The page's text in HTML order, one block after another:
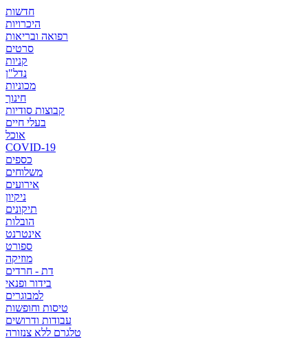
חדשות
היכרויות
רפואה ובריאות
סרטים
קניות
נדל"ן
מכוניות
חינוך
קבוצות סודיות
בעלי חיים
אוכל
COVID-19
כספים
משלוחים
אירועים
ניקיון
תיקונים
הובלות
אינטרנט
ספורט
מוזיקה
דת - חרדים
בידור ופנאי
למבוגרים
טיסות וחופשות
עבודות ודרושים
טלגרם ללא צנזורה